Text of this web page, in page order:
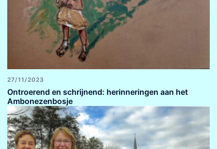
27/11/2023
Ontroerend en schrijnend: herinneringen aan het
Ambonezenbosje